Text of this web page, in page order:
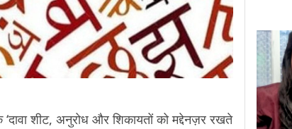
शीट, अनुरोध और शिकायतों को मद्देनज़र रखते